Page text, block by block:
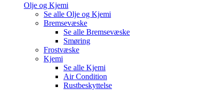
Olje og Kjemi
Se alle Olje og Kjemi
Bremsevæske
Se alle Bremsevæske
Smøring
Frostvæske
Kjemi
Se alle Kjemi
Air Condition
Rustbeskyttelse